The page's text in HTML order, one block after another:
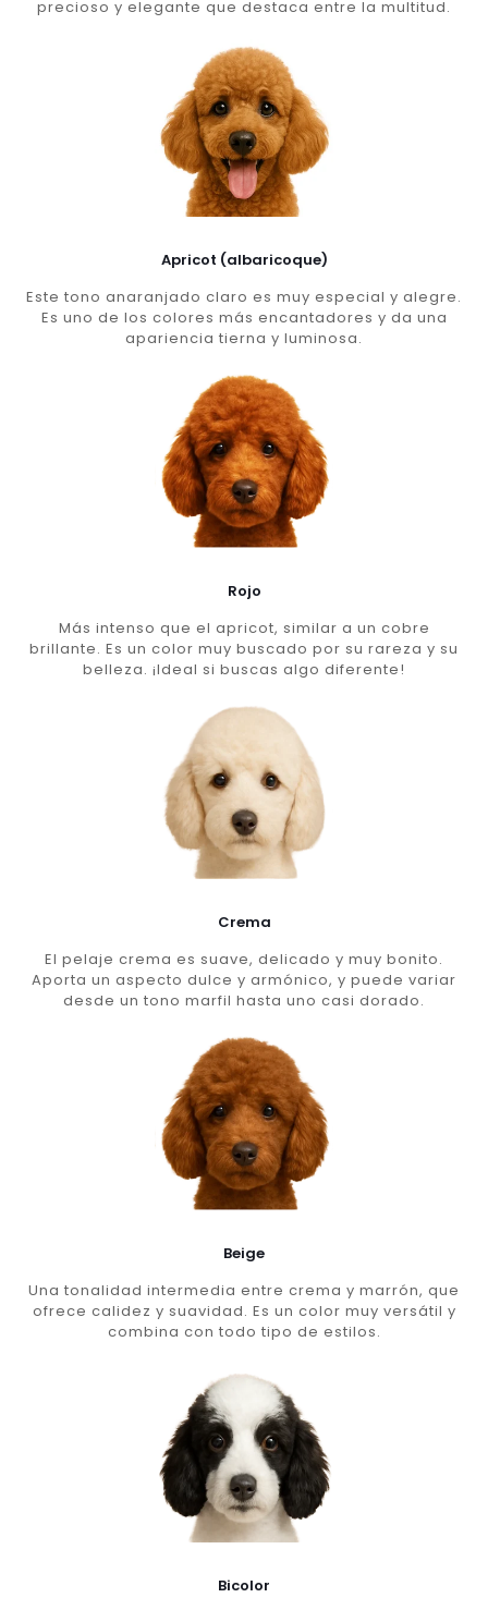
precioso y elegante que destaca entre la multitud.
Apricot (albaricoque)
Este tono anaranjado claro es muy especial y alegre.
Es uno de los colores más encantadores y da una
apariencia tierna y luminosa.
Rojo
Más intenso que el apricot, similar a un cobre
brillante. Es un color muy buscado por su rareza y su
belleza. ¡Ideal si buscas algo diferente!
Crema
El pelaje crema es suave, delicado y muy bonito.
Aporta un aspecto dulce y armónico, y puede variar
desde un tono marfil hasta uno casi dorado.
Beige
Una tonalidad intermedia entre crema y marrón, que
ofrece calidez y suavidad. Es un color muy versátil y
combina con todo tipo de estilos.
Bicolor